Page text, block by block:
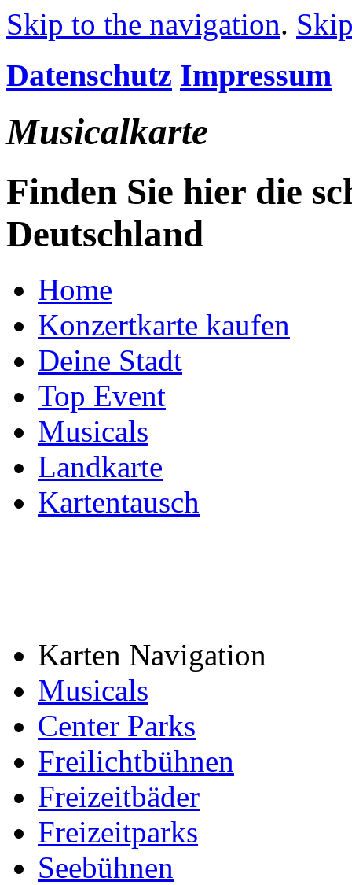
Skip to the navigation.
Datenschutz Impressum
Musicalkarte
Finden Sie hier die
Deutschland
Home
Konzertkarte kaufen
Deine Stadt
Top Event
Musicals
Landkarte
Kartentausch
Karten Navigation
Musicals
Center Parks
Freilichtbühnen
Freizeitbäder
Freizeitparks
Seebühnen